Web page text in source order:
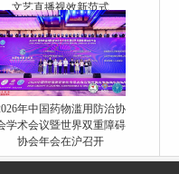
文艺直播视效新范式
年中国药物滥用防治协
学术会议暨世界双重障碍
协会年会在沪召开